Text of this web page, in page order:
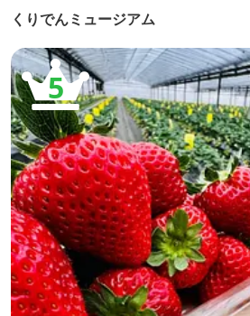
くりでんミュージアム
5